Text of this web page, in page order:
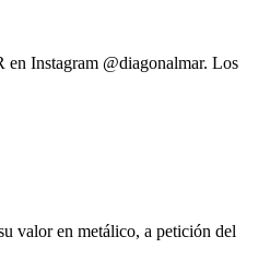
Instagram @diagonalmar. Los
valor en metálico, a petición del